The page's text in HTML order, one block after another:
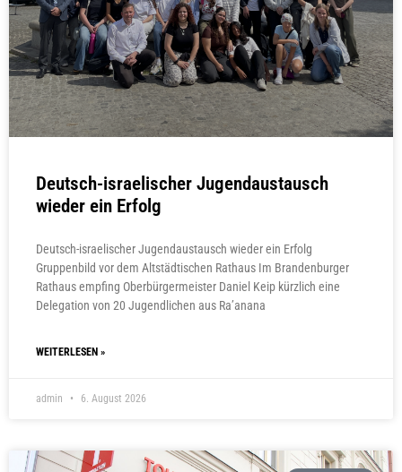
Deutsch-israelischer Jugendaustausch
wieder ein Erfolg
Deutsch-israelischer Jugendaustausch wieder ein Erfolg
Gruppenbild vor dem Altstädtischen Rathaus Im Brandenburger
Rathaus empfing Oberbürgermeister Daniel Keip kürzlich eine
Delegation von 20 Jugendlichen aus Ra’anana
WEITERLESEN »
admin 6. August 2026